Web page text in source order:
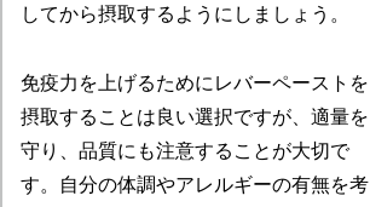
してから摂取するようにしましょう。
免疫力を上げるためにレバーペーストを
摂取することは良い選択ですが、適量を
守り、品質にも注意することが大切で
す。自分の体調やアレルギーの有無を考